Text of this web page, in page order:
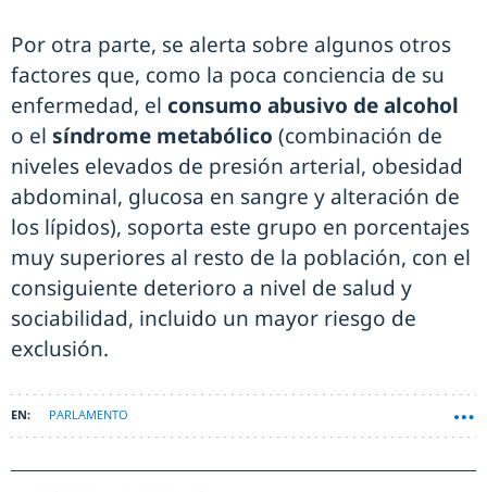
Por otra parte, se alerta sobre algunos otros
factores que, como la poca conciencia de su
enfermedad, el consumo abusivo de alcohol
o el síndrome metabólico (combinación de
niveles elevados de presión arterial, obesidad
abdominal, glucosa en sangre y alteración de
los lípidos), soporta este grupo en porcentajes
muy superiores al resto de la población, con el
consiguiente deterioro a nivel de salud y
sociabilidad, incluido un mayor riesgo de
exclusión.
PARLAMENTO